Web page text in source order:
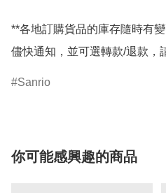
**各地訂購貨品的庫存隨時有
儘快通知，並可選轉款/退款，
Sanrio
你可能感興趣的商品